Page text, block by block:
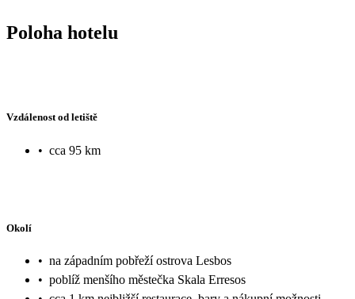
Poloha hotelu
Vzdálenost od letiště
• cca 95 km
Okolí
• na západním pobřeží ostrova Lesbos
• poblíž menšího městečka Skala Erresos